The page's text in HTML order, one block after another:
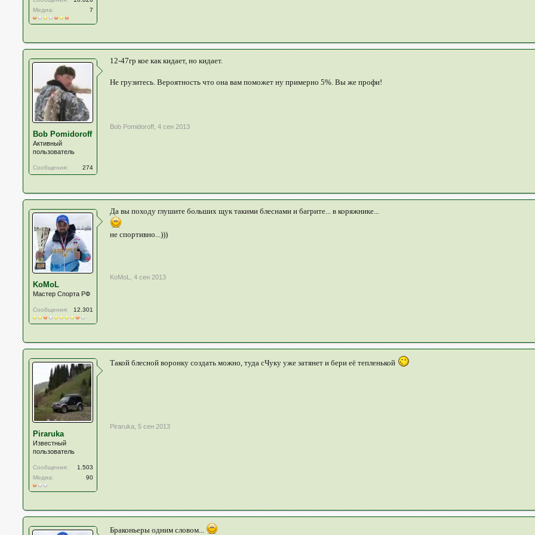
Медиа:
7
Bob Pomidoroff
Активный
пользователь
Сообщения: 274
12-47гр кое как кидает, но кидает.
Не грузитесь. Вероятность что она вам поможет ну примерно 5%. Вы же профи!
Bob Pomidoroff 4 сен 2013
KoMoL
Мастер Спорта РФ
Сообщения: 12.301
Да вы походу глушите больших щук такими блеснами и багрите... в коряжнике...
не спортивно...)))
KoMoL 4 сен 2013
Piraruka
Известный
пользователь
Сообщения:
1.503
Медиа:
90
Такой блесной воронку создать можно, туда сЧуку уже затянет и бери её тепленькой
Piraruka 5 сен 2013
Браконьеры одним словом...